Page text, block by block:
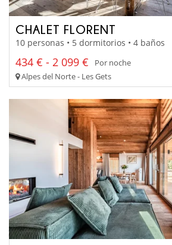
CHALET FLORENT
10 personas • 5 dormitorios • 4 baños
434 € - 2 099 €
Por noche
Alpes del Norte - Les Gets